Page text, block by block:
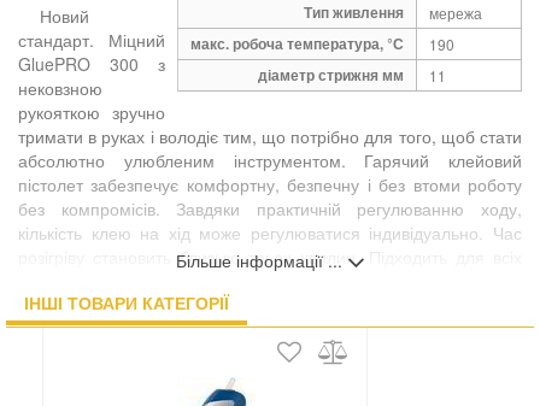
Тип живлення мережа
макс. робоча температура, °С 190
діаметр стрижня мм 11
Новий
стандарт. Міцний
GluePRO 300 з
нековзною
рукояткою зручно
тримати в руках і володіє тим, що потрібно для того, щоб стати
абсолютно улюбленим інструментом. Гарячий клейовий
пістолет забезпечує комфортну, безпечну і без втоми роботу
без компромісів. Завдяки практичній регулюванню ходу,
кількість клею на хід може регулюватися індивідуально. Час
розігріву становить близько трьох хвилин. Підходить для всіх
C і діаметром 11 мм.
Гарячі клейові пістолети незамінні в ремеслах і
промисловості сьогодні. Такі фактори, як якість, надійність і
ергономіка, є ключовими вимогами, особливо для
Більше інформації ...
ІНШІ ТОВАРИ КАТЕГОРІЇ